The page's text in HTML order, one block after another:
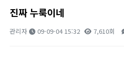
진짜 누룩이네
관리자 09-09-04 15:32 7,610회